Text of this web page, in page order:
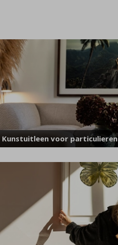
Kunstuitleen voor particulieren